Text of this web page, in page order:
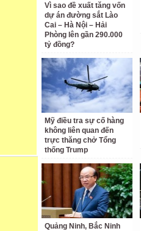
Vì sao đề xuất tăng vốn
dự án đường sắt Lào
Cai – Hà Nội – Hải
Phòng lên gần 290.000
tỷ đồng?
Mỹ điều tra sự cố hàng
không liên quan đến
trực thăng chở Tổng
thống Trump
Quảng Ninh, Bắc Ninh